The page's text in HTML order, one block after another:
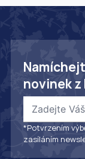
novinek
*Potvrzením
zasíláním